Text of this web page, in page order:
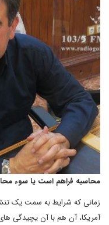
محاسبه فراهم است یا سوء
زمانی که شرایط به سمت یک
آمریکا، آن هم با آن